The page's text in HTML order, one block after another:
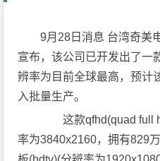
9月28日消息 台湾奇美
宣布，该公司已开发出了一
辨率为目前全球最高，预计
入批量生产。
这款qfhd(quad full
率为3840x2160，拥有829